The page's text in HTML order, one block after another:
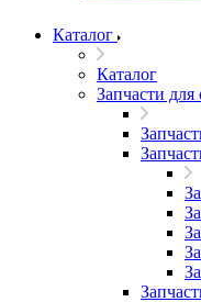
Каталог
Каталог
Запчасти